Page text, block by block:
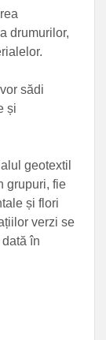
drumurilor,
sădi
și
geotextil
grupuri, fie
și flori
verzi se
în